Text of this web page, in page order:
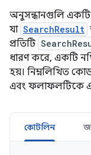
অনুসন্ধানগুলি একটি
যা SearchResult
প্রতিটি
ধারণ করে, একটি
হয়। নিম্নলিখিত
এবং ফলাফলটিকে
কোটলিন